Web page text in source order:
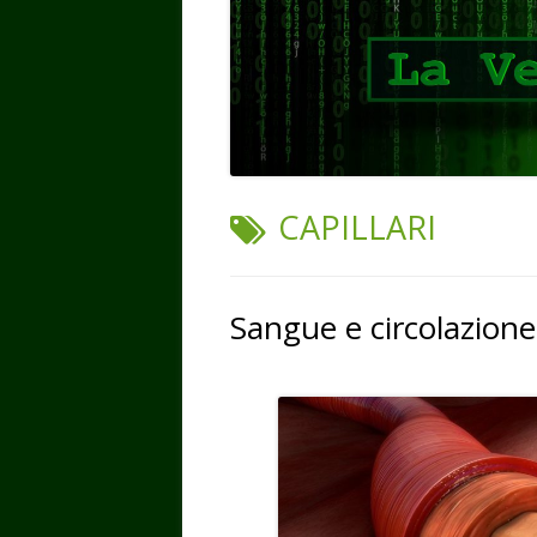
TAG:
CAPILLARI
Sangue e circolazione